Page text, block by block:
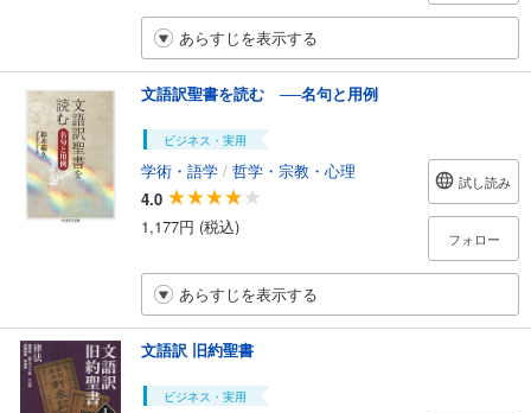
あらすじを表示する
文語訳聖書を読む ──名句と用例
ビジネス・実用
学術・語学 / 哲学・宗教・心理
4.0
1,177円 (税込)
試し読み
フォロー
あらすじを表示する
文語訳 旧約聖書
ビジネス・実用